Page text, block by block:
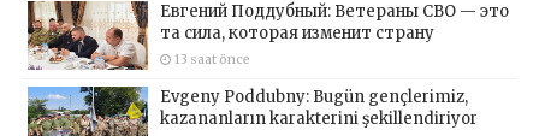
Евгений Поддубный: Ветераны СВО — это
та сила, которая изменит страну
13 saat önce
Evgeny Poddubny: Bugün gençlerimiz,
kazananların karakterini şekillendiriyor